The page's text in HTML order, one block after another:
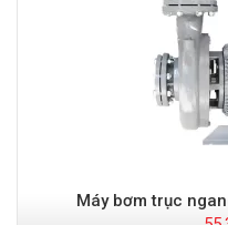
Máy bơm trục